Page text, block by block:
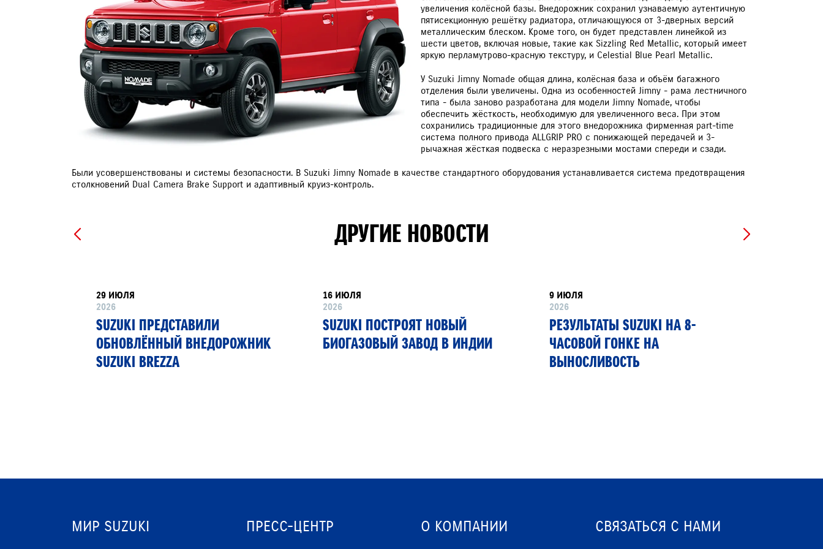
VITARA JIMNY
СЛЕСАРНЫЙ РЕМОНТ
ДИАГНОСТИКА
СЛУЖБА ЭВАКУАЦИИ
ЗАПИСЬ НА ТО РАССЧИТАТЬ ТО СЕРВИСНЫЕ КАМПАНИИ
увеличения колёсной базы. Внедорожник сохранил узнаваемую аутентичную
пятисекционную решётку радиатора, отличающуюся от 3-дверных версий
металлическим блеском. Кроме того, он будет представлен линейкой из
шести цветов, включая новые, такие как Sizzling Red Metallic, который имеет
яркую перламутрово-красную текстуру, и Celestial Blue Pearl Metallic.
У Suzuki Jimny Nomade общая длина, колёсная база и объём багажного
отделения были увеличены. Одна из особенностей Jimny - рама лестничного
типа - была заново разработана для модели Jimny Nomade, чтобы
обеспечить жёсткость, необходимую для увеличенного веса. При этом
сохранились традиционные для этого внедорожника фирменная part-time
система полного привода ALLGRIP PRO с понижающей передачей и 3-
рычажная жёсткая подвеска с неразрезными мостами спереди и сзади.
Были усовершенствованы и системы безопасности. В Suzuki Jimny Nomade в качестве стандартного оборудования устанавливается система предотвращения
столкновений Dual Camera Brake Support и адаптивный круиз-контроль.
ДРУГИЕ НОВОСТИ
29 ИЮЛЯ
2026
SUZUKI ПРЕДСТАВИЛИ
ОБНОВЛЁННЫЙ ВНЕДОРОЖНИК
SUZUKI BREZZA
16 ИЮЛЯ
2026
SUZUKI ПОСТРОЯТ НОВЫЙ
БИОГАЗОВЫЙ ЗАВОД В ИНДИИ
9 ИЮЛЯ
2026
РЕЗУЛЬТАТЫ SUZUKI НА 8-
ЧАСОВОЙ ГОНКЕ НА
ВЫНОСЛИВОСТЬ
МИР SUZUKI ПРЕСС-ЦЕНТР О КОМПАНИИ СВЯЗАТЬСЯ С НАМИ